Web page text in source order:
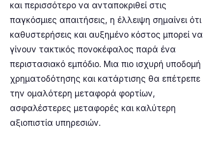
και περισσότερο να ανταποκριθεί στις
παγκόσμιες απαιτήσεις, η έλλειψη σημαίνει ότι
καθυστερήσεις και αυξημένο κόστος μπορεί να
γίνουν τακτικός πονοκέφαλος παρά ένα
περιστασιακό εμπόδιο. Μια πιο ισχυρή υποδομή
χρηματοδότησης και κατάρτισης θα επέτρεπε
την ομαλότερη μεταφορά φορτίων,
ασφαλέστερες μεταφορές και καλύτερη
αξιοπιστία υπηρεσιών.